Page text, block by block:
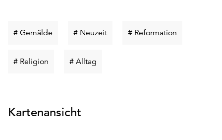
# Gemälde Schlüsselwort
# NeuzeitSchlüsselwort
# Reformation
# Religion Schlüsselwort
# Alltag
Kartenansicht